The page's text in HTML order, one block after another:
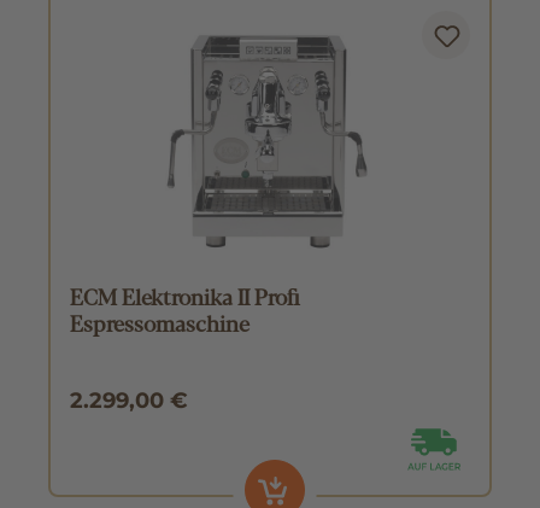
ECM Elektronika II Profi
Espressomaschine
2.299,00 €